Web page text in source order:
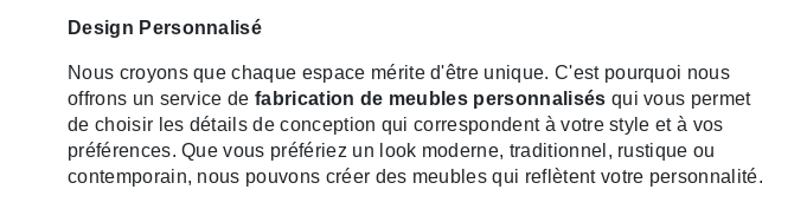
Design Personnalisé
Nous croyons que chaque espace mérite d'être unique. C'est pourquoi nous
offrons un service defabrication de meubles personnalisés qui vous permet
de choisir les détails de conception qui correspondent à votre style et à vos
préférences. Que vous préfériez un look moderne, traditionnel, rustique ou
contemporain, nous pouvons créer des meubles qui reflètent votre personnalité.